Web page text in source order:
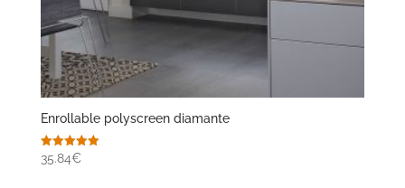
Enrollable polyscreen diamante
Valorado
con
35.84€